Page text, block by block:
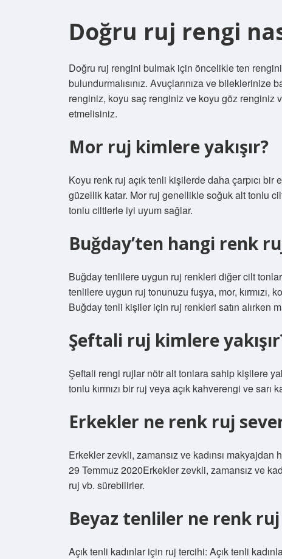
Doğru ruj rengi
Doğru ruj rengini bulmak için öncelikle ten
bulundurmalısınız. Avuçlarınıza ve bileklerinize
renginiz, koyu saç renginiz ve koyu göz renginiz
etmelisiniz.
Mor ruj kimlere yakışır?
Koyu renk ruj açık tenli kişilerde daha çarpıcı
güzellik katar. Mor ruj genellikle soğuk alt tonlu
tonlu ciltlerle iyi uyum sağlar.
Buğday’ten hangi renk
Buğday tenlilere uygun ruj renkleri diğer cilt
tenlilere uygun ruj tonunuzu fuşya, mor, kırmızı,
Buğday tenli kişiler için ruj renkleri satın alırken
Şeftali ruj kimlere
Şeftali rengi rujlar nötr alt tonlara sahip kişilere
tonlu kırmızı bir ruj veya açık kahverengi ve sarı
Erkekler ne renk ruj
Erkekler zevkli, zamansız ve kadınsı makyajdan
29 Temmuz 2020Erkekler zevkli, zamansız ve
ruj vb. sürebilirler.
Beyaz tenliler ne renk
Açık tenli kadınlar için ruj tercihi: Açık tenli